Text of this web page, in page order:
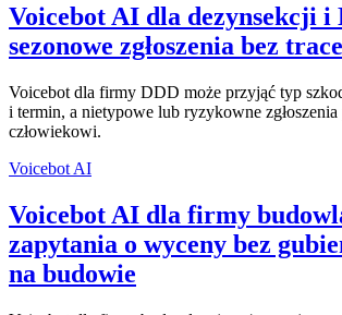
Voicebot AI dla dezynsekcji i
sezonowe zgłoszenia bez
Voicebot dla firmy DDD może przyjąć typ
i termin, a nietypowe lub ryzykowne zgłoszenia
człowiekowi.
Voicebot AI
Voicebot AI dla firmy
zapytania o wyceny bez
na budowie